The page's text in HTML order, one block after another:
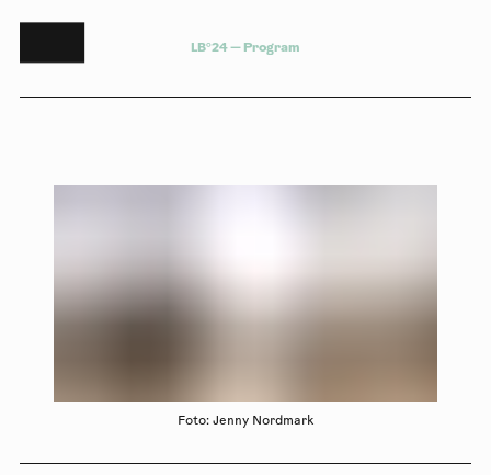
LB°24— Program
Foto: Jenny Nordmark